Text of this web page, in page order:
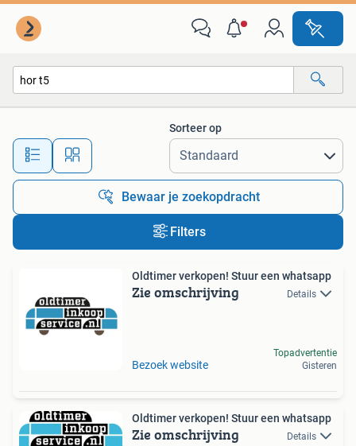
Alle afstanden…
Sorteer op
Bewaar je zoekopdracht
Filters
Oldtimer verkopen! Stuur een whatsapp
Zie omschrijving Details
Bezoek website
Topadvertentie
Gisteren
Oldtimer verkopen! Stuur een whatsapp
Zie omschrijving Details